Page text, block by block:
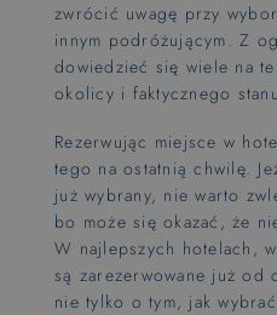
zwrócić uwagę przy
innym podróżującym. Z
dowiedzieć się wiele na
okolicy i faktycznego
Rezerwując miejsce w
tego na ostatnią chwilę.
już wybrany, nie warto
bo może się okazać, że
W najlepszych hotelach,
są zarezerwowane już od
nie tylko o tym, jak